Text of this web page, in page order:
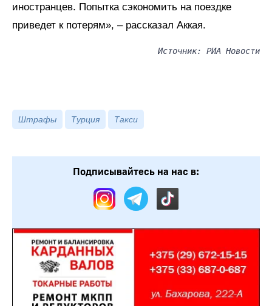
иностранцев. Попытка сэкономить на поездке
приведет к потерям», – рассказал Аккая.
Источник: РИА Новости
Штрафы Турция Такси
Подписывайтесь на нас в: